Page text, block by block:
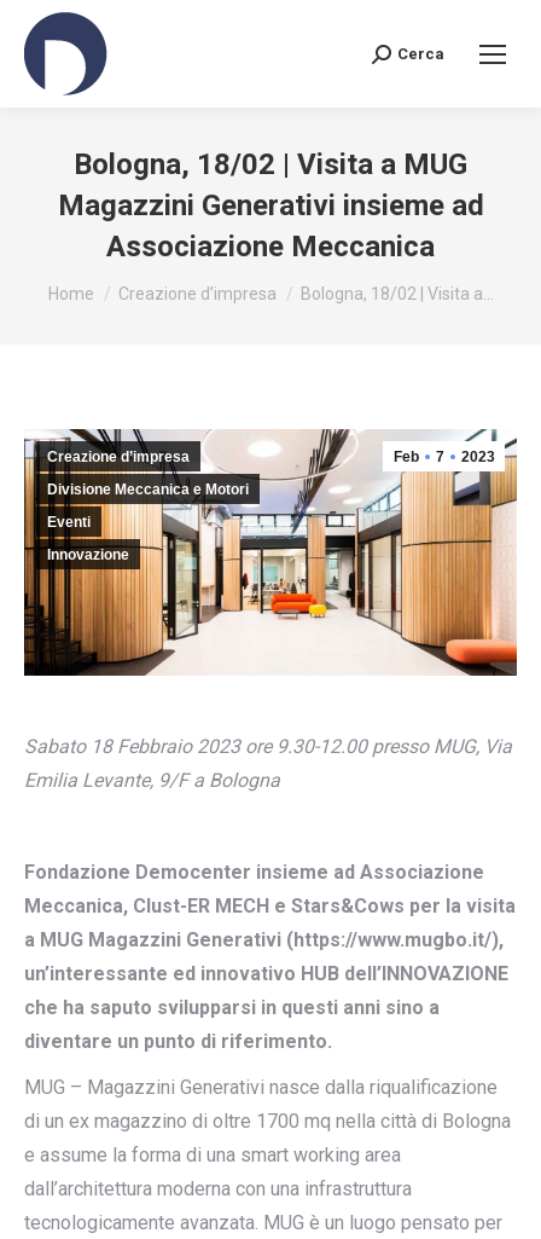
Search:
Cerca
Bologna, 18/02 | Visita a MUG
Magazzini Generativi insieme ad
Associazione Meccanica
You are here:
Home Creazione d’impresa Bologna, 18/02 | Visita a…
Feb 7 2023
Creazione d’impresa
Divisione Meccanica e Motori
Eventi
Innovazione
Sabato 18 Febbraio 2023 ore 9.30-12.00 presso MUG, Via
Emilia Levante, 9/F a Bologna
Fondazione Democenter insieme ad Associazione
Meccanica, Clust-ER MECH e Stars&Cows per la visita
a MUG Magazzini Generativi (https://www.mugbo.it/),
un’interessante ed innovativo HUB dell’INNOVAZIONE
che ha saputo svilupparsi in questi anni sino a
diventare un punto di riferimento.
MUG – Magazzini Generativi nasce dalla riqualificazione
di un ex magazzino di oltre 1700 mq nella città di Bologna
e assume la forma di una smart working area
dall’architettura moderna con una infrastruttura
tecnologicamente avanzata. MUG è un luogo pensato per